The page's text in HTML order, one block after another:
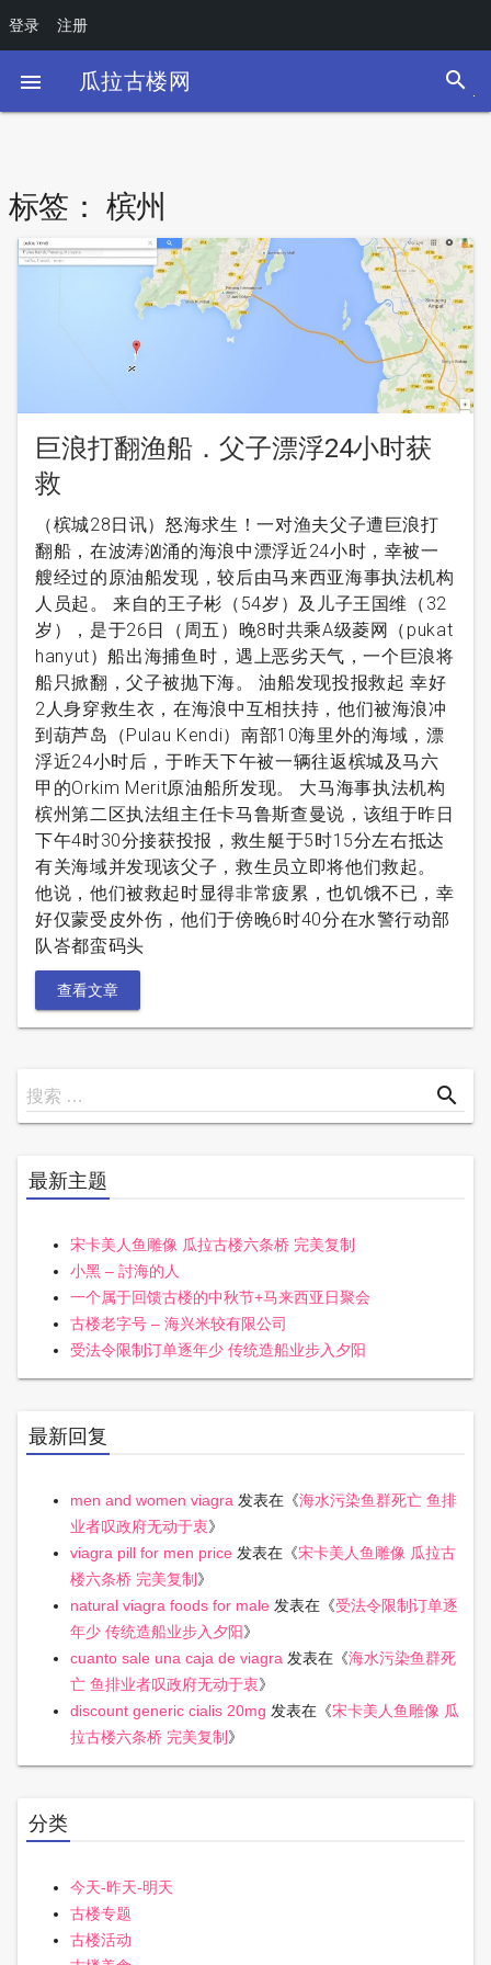
 瓜拉古楼网 search
标签： 槟州
巨浪打翻渔船．父子漂浮24小时获
救
（槟城28日讯）怒海求生！一对渔夫父子遭巨浪打
翻船，在波涛汹涌的海浪中漂浮近24小时，幸被一
艘经过的原油船发现，较后由马来西亚海事执法机构
人员起。 来自的王子彬（54岁）及儿子王国维（32
岁），是于26日（周五）晚8时共乘A级菱网（pukat
hanyut）船出海捕鱼时，遇上恶劣天气，一个巨浪将
船只掀翻，父子被抛下海。 油船发现投报救起 幸好
2人身穿救生衣，在海浪中互相扶持，他们被海浪冲
到葫芦岛（Pulau Kendi）南部10海里外的海域，漂
浮近24小时后，于昨天下午被一辆往返槟城及马六
甲的Orkim Merit原油船所发现。 大马海事执法机构
槟州第二区执法组主任卡马鲁斯查曼说，该组于昨日
下午4时30分接获投报，救生艇于5时15分左右抵达
有关海域并发现该父子，救生员立即将他们救起。
他说，他们被救起时显得非常疲累，也饥饿不已，幸
好仅蒙受皮外伤，他们于傍晚6时40分在水警行动部
队峇都蛮码头
查看文章
搜
索
搜索 … search
最新主题
宋卡美人鱼雕像 瓜拉古楼六条桥 完美复制
小黑 – 討海的人
一个属于回馈古楼的中秋节+马来西亚日聚会
古楼老字号 – 海兴米较有限公司
受法令限制订单逐年少 传统造船业步入夕阳
最新回复
men and women viagra 发表在《海水污染鱼群死亡 鱼排
业者叹政府无动于衷》
viagra pill for men price 发表在《宋卡美人鱼雕像 瓜拉古
楼六条桥 完美复制 》
natural viagra foods for male 发表在《受法令限制订单逐
年少 传统造船业步入夕阳》
cuanto sale una caja de viagra 发表在《海水污染鱼群死
亡 鱼排业者叹政府无动于衷》
discount generic cialis 20mg 发表在《宋卡美人鱼雕像 瓜
拉古楼六条桥 完美复制 》
分类
今天-昨天-明天
古楼专题
古楼活动
登录 注册